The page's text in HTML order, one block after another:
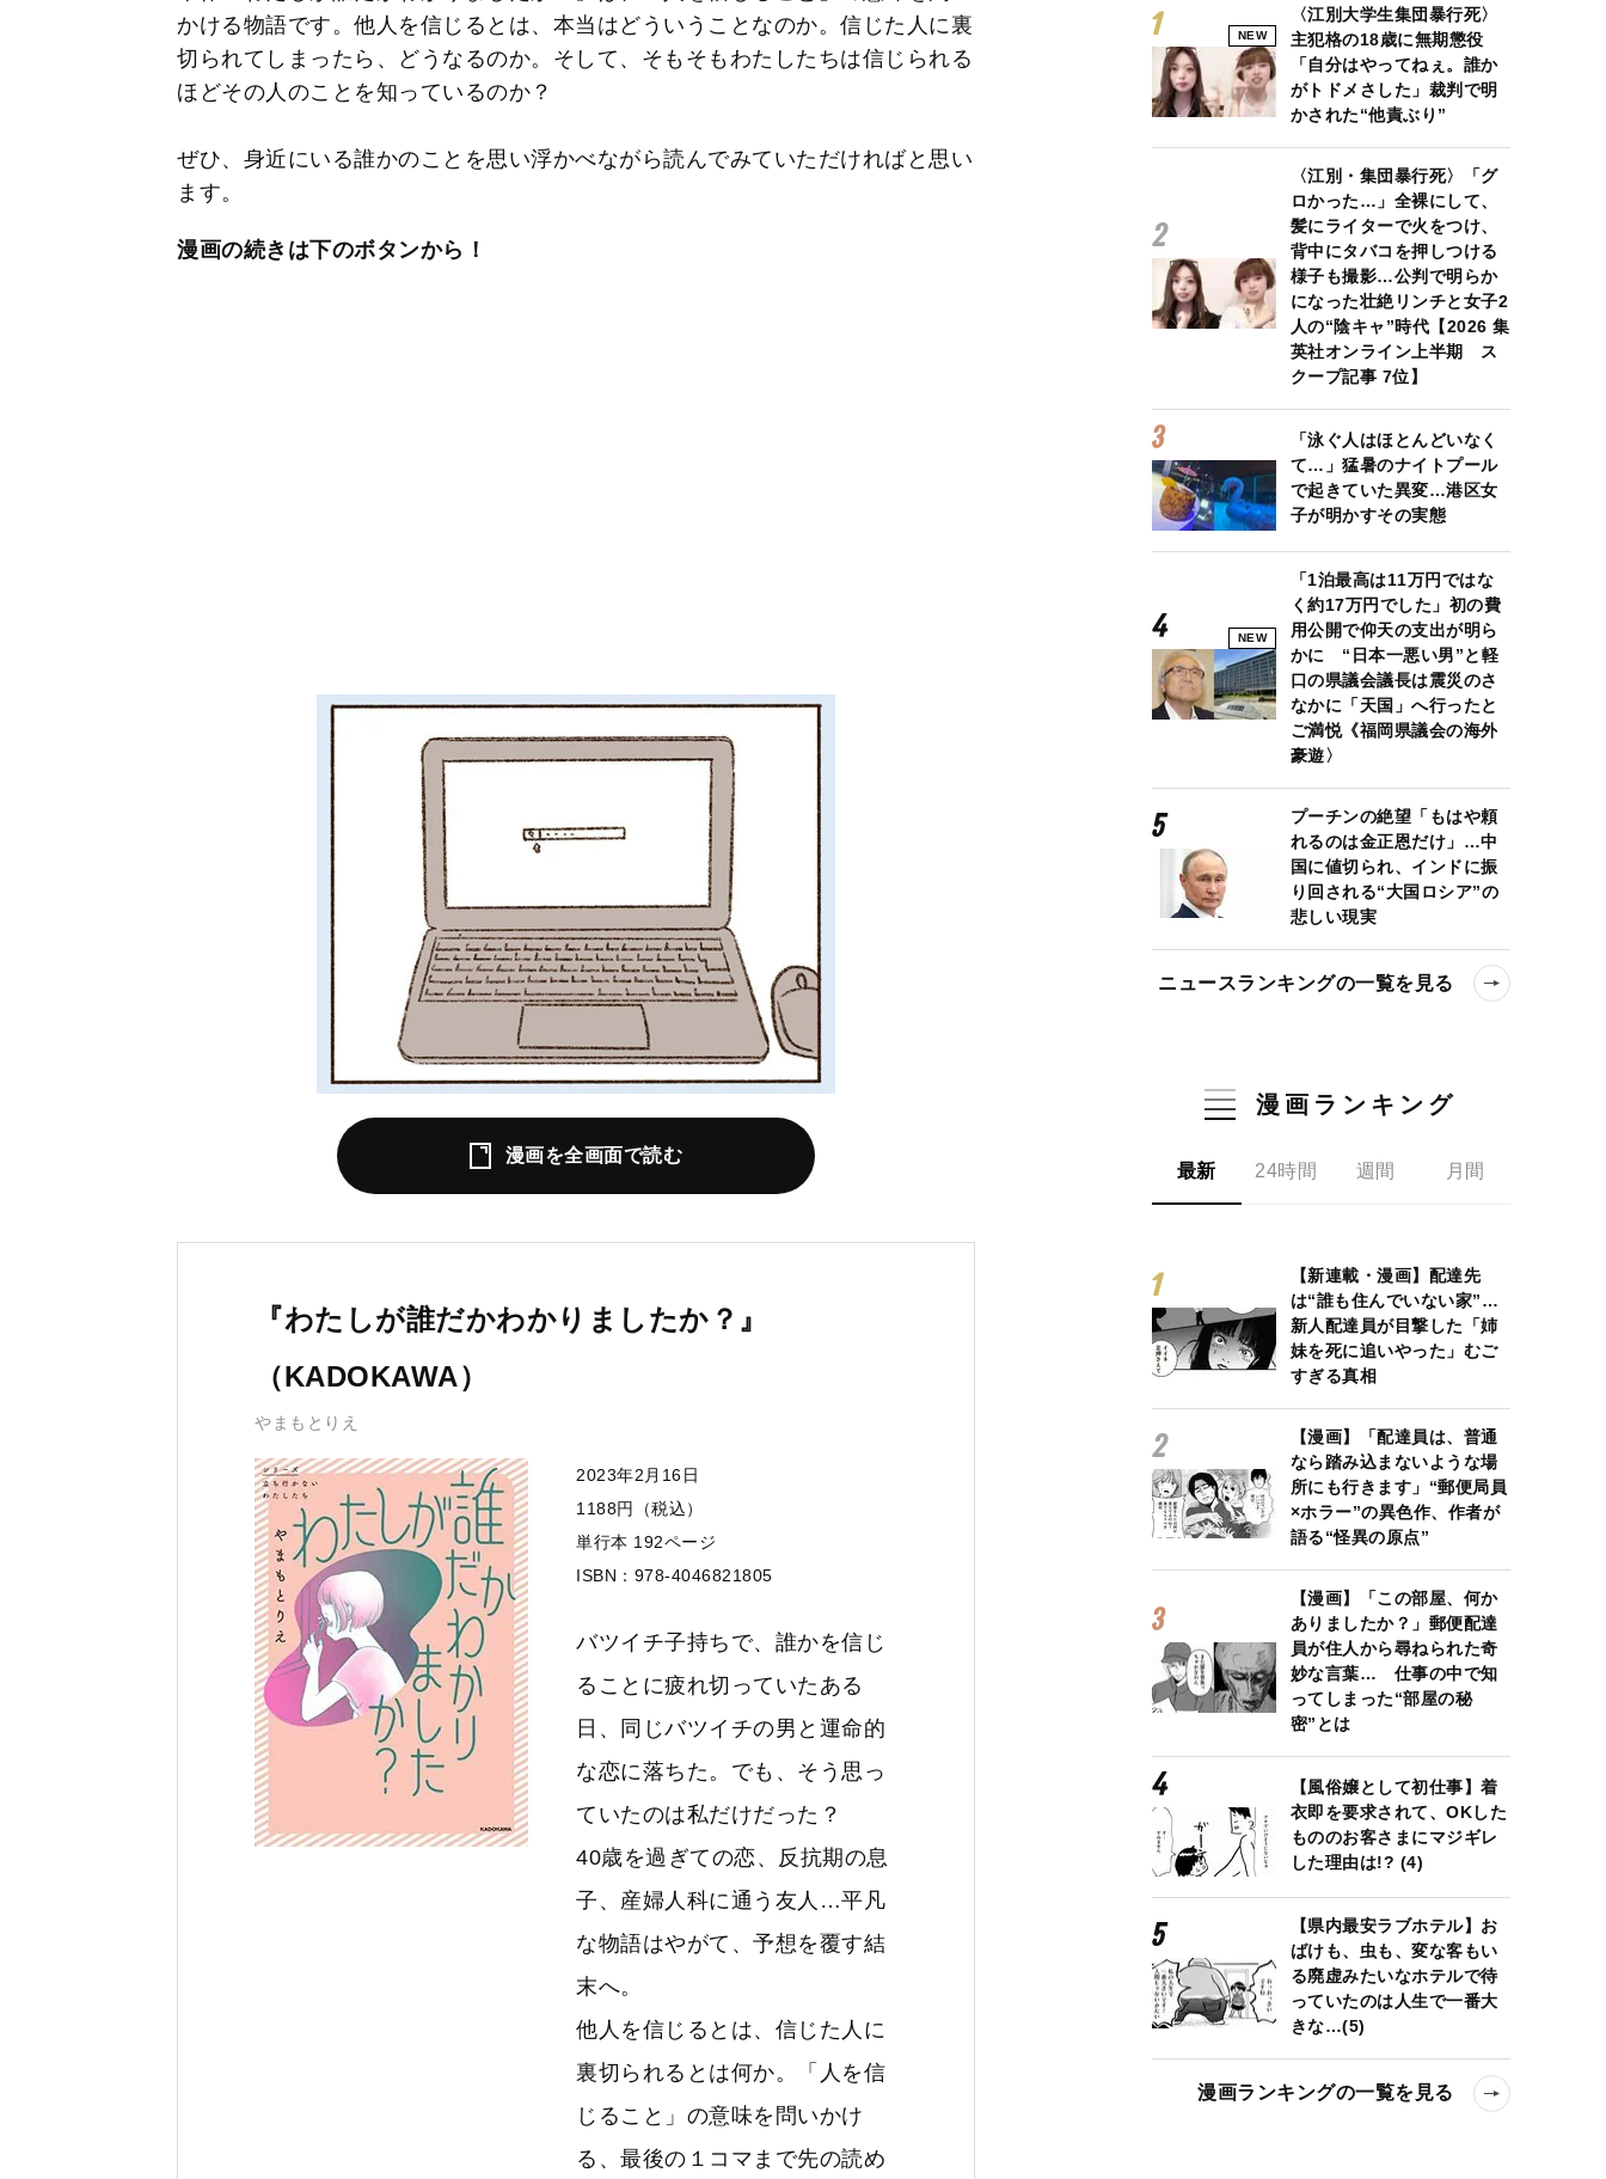
かける物語です。他人を信じるとは、本当はどういうことなのか。信じた人に裏
切られてしまったら、どうなるのか。そして、そもそもわたしたちは信じられる
ほどその人のことを知っているのか？
ぜひ、身近にいる誰かのことを思い浮かべながら読んでみていただければと思い
ます。
漫画の続きは下のボタンから！
漫画を全画面で読む
『わたしが誰だかわかりましたか？』
（KADOKAWA）
やまもとりえ
2023年2月16日
1188円（税込）
単行本‎ 192ページ
ISBN：978-4046821805
バツイチ子持ちで、誰かを信じ
ることに疲れ切っていたある
日、同じバツイチの男と運命的
な恋に落ちた。でも、そう思っ
ていたのは私だけだった？
40歳を過ぎての恋、反抗期の息
子、産婦人科に通う友人…平凡
な物語はやがて、予想を覆す結
末へ。
他人を信じるとは、信じた人に
裏切られるとは何か。「人を信
じること」の意味を問いかけ
る、最後の１コマまで先の読め
NEW
〈江別大学生集団暴行死〉
主犯格の18歳に無期懲役
「自分はやってねぇ。誰か
がトドメさした」裁判で明
かされた“他責ぶり”
〈江別・集団暴行死〉「グ
ロかった…」全裸にして、
髪にライターで火をつけ、
背中にタバコを押しつける
様子も撮影…公判で明らか
になった壮絶リンチと女子2
人の“陰キャ”時代【2026 集
英社オンライン上半期 ス
クープ記事 7位】
「泳ぐ人はほとんどいなく
て…」猛暑のナイトプール
で起きていた異変…港区女
子が明かすその実態
NEW
「1泊最高は11万円ではな
く約17万円でした」初の費
用公開で仰天の支出が明ら
かに “日本一悪い男”と軽
口の県議会議長は震災のさ
なかに「天国」へ行ったと
ご満悦《福岡県議会の海外
豪遊〉
プーチンの絶望「もはや頼
れるのは金正恩だけ」…中
国に値切られ、インドに振
り回される“大国ロシア”の
悲しい現実
ニュースランキングの一覧を見る
漫画ランキング
最新 24時間 週間 月間
【新連載・漫画】配達先
は“誰も住んでいない家”…
新人配達員が目撃した「姉
妹を死に追いやった」むご
すぎる真相
【漫画】「配達員は、普通
なら踏み込まないような場
所にも行きます」“郵便局員
×ホラー”の異色作、作者が
語る“怪異の原点”
【漫画】「この部屋、何か
ありましたか？」郵便配達
員が住人から尋ねられた奇
妙な言葉… 仕事の中で知
ってしまった“部屋の秘
密”とは
【風俗嬢として初仕事】着
衣即を要求されて、OKした
もののお客さまにマジギレ
した理由は!? (4)
【県内最安ラブホテル】お
ばけも、虫も、変な客もい
る廃虚みたいなホテルで待
っていたのは人生で一番大
きな…(5)
漫画ランキングの一覧を見る